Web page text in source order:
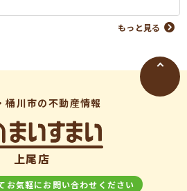
もっと見る
桶川市の不動産情報
上尾店
お気軽にお問い合わせください